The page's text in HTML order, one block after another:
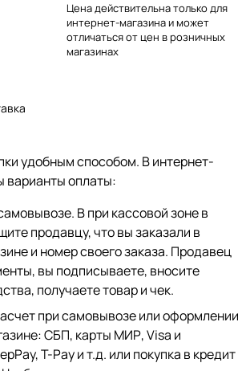
Цена действительна только для
интернет-магазина и может
отличаться от цен в розничных
магазинах
удобным способом. В интернет-
варианты оплаты:
В при кассовой зоне в
продавцу, что вы заказали в
и номер своего заказа. Продавец
вы подписываете, вносите
получаете товар и чек.
при самовывозе или оформлении
СБП, карты МИР, Visa и
Т-Pay и т.д. или покупка в кредит